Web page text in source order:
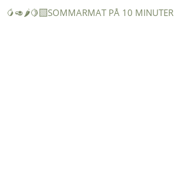
🥭🥑🌶️🍋‍🟩SOMMARMAT PÅ 10 MINUTER